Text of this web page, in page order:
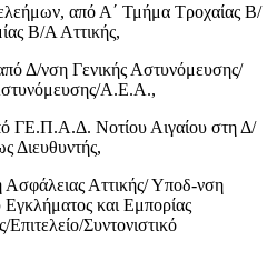
από Α΄ Τμήμα Τροχαίας Β/
Β/Α Αττικής,
νση Γενικής Αστυνόμευσης/
Α.Ε.Α.,
Νοτίου Αιγαίου στη Δ/
Διευθυντής,
Αττικής/ Υποδ-νση
και Εμπορίας
Συντονιστικό